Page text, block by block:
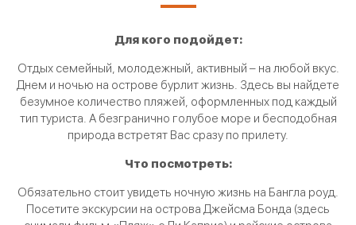
Для кого подойдет:
Отдых семейный, молодежный, активный – на любой вкус.
Днем и ночью на острове бурлит жизнь. Здесь вы найдете
безумное количество пляжей, оформленных под каждый
тип туриста. А безгранично голубое море и бесподобная
природа встретят Вас сразу по прилету.
Что посмотреть:
Обязательно стоит увидеть ночную жизнь на Бангла роуд.
Посетите экскурсии на острова Джейсма Бонда (здесь